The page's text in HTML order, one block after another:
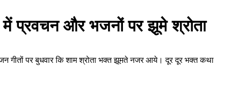
में प्रवचन और भजनों पर झूमे श्रोता
गीतों पर बुधवार कि शाम श्रोता भक्त झूमते नजर आये। दूर दूर भक्त कथा